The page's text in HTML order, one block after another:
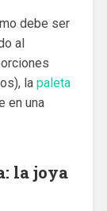
debe ser
al
la paleta
en una
la joya